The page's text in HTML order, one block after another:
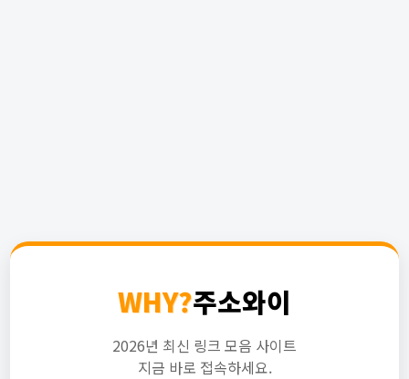
WHY?주소와이
2026년 최신 링크 모음 사이트
지금 바로 접속하세요.